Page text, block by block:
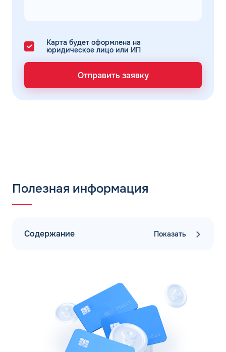
Карта будет оформлена на
юридическое лицо или ИП
Отправить заявку
Полезная информация
Содержание Показать